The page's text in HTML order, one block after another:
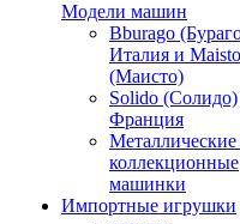
Модели машин
Bburago
Италия и Maisto
(Маисто)
Solido (Солидо)
Франция
Металлические
коллекционные
машинки
Импортные игрушки